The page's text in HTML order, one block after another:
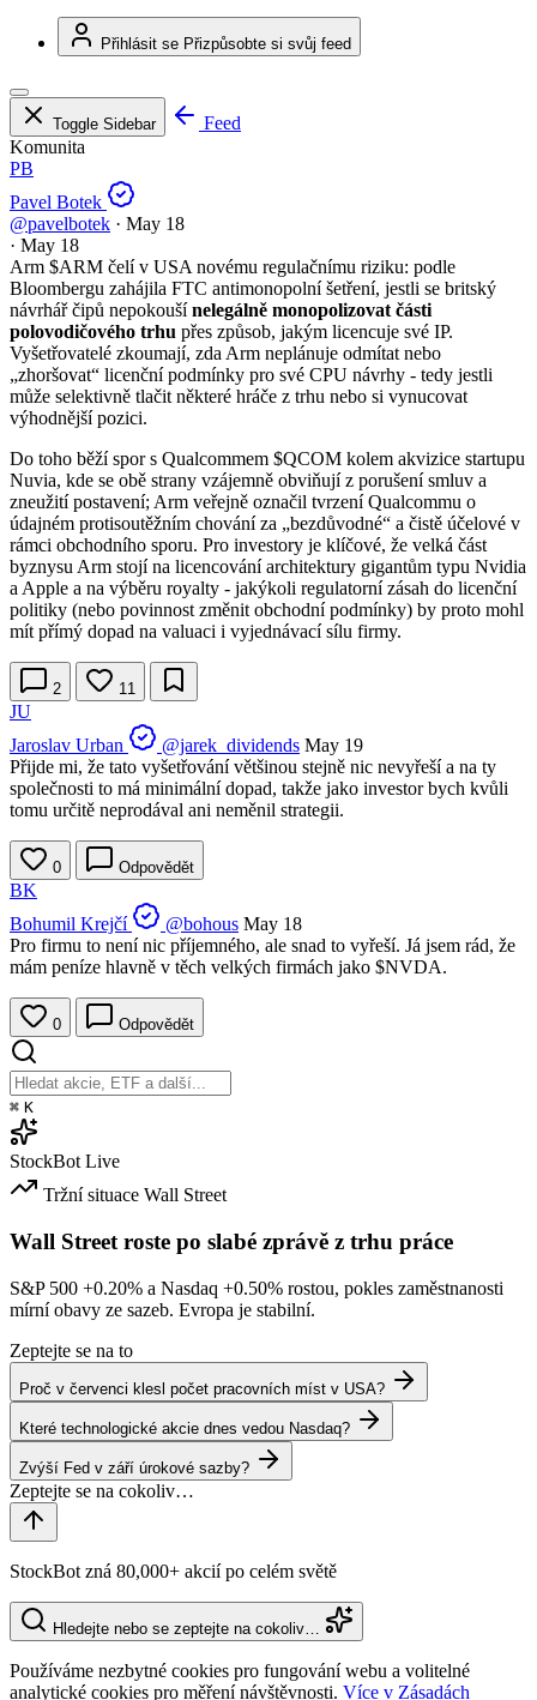
Přihlásit se Přizpůsobte si svůj feed
Toggle Sidebar
Feed
Komunita
PB
Pavel Botek
@pavelbotek · May 18
· May 18
Arm $ARM čelí v USA novému regulačnímu riziku: podle
Bloombergu zahájila FTC antimonopolní šetření, jestli se britský
návrhář čipů nepokoušínelegálně monopolizovat části
polovodičového trhu přes způsob, jakým licencuje své IP.
Vyšetřovatelé zkoumají, zda Arm neplánuje odmítat nebo
„zhoršovat“ licenční podmínky pro své CPU návrhy - tedy jestli
může selektivně tlačit některé hráče z trhu nebo si vynucovat
výhodnější pozici.
Do toho běží spor s Qualcommem $QCOM kolem akvizice startupu
Nuvia, kde se obě strany vzájemně obviňují z porušení smluv a
zneužití postavení; Arm veřejně označil tvrzení Qualcommu o
údajném protisoutěžním chování za „bezdůvodné“ a čistě účelové v
rámci obchodního sporu. Pro investory je klíčové, že velká část
byznysu Arm stojí na licencování architektury gigantům typu Nvidia
a Apple a na výběru royalty - jakýkoli regulatorní zásah do licenční
politiky (nebo povinnost změnit obchodní podmínky) by proto mohl
mít přímý dopad na valuaci i vyjednávací sílu firmy.
2 11
JU
Jaroslav Urban
@jarek_dividends May 19
Přijde mi, že tato vyšetřování většinou stejně nic nevyřeší a na ty
společnosti to má minimální dopad, takže jako investor bych kvůli
tomu určitě neprodával ani neměnil strategii.
0 Odpovědět
BK
Bohumil Krejčí
@bohous May 18
Pro firmu to není nic příjemného, ale snad to vyřeší. Já jsem rád, že
mám peníze hlavně v těch velkých firmách jako $NVDA.
0 Odpovědět
⌘ K
StockBot Live
Tržní situace Wall Street
Wall Street roste po slabé zprávě z trhu práce
S&P 500 +0.20% a Nasdaq +0.50% rostou, pokles zaměstnanosti
mírní obavy ze sazeb. Evropa je stabilní.
Zeptejte se na to
Proč v červenci klesl počet pracovních míst v USA?
Které technologické akcie dnes vedou Nasdaq?
Zvýší Fed v září úrokové sazby?
StockBot zná 80,000+ akcií po celém světě
Hledejte nebo se zeptejte na cokoliv…
Používáme nezbytné cookies pro fungování webu a volitelné
analytické cookies pro měření návštěvnosti. Více v Zásadách